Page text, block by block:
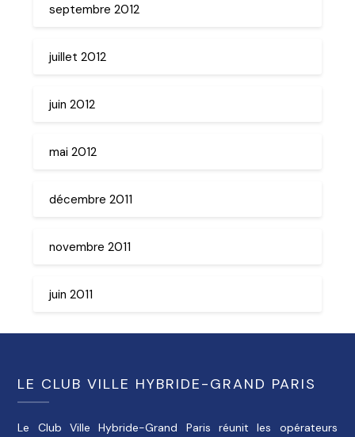
septembre 2012
juillet 2012
juin 2012
mai 2012
décembre 2011
novembre 2011
juin 2011
LE CLUB VILLE HYBRIDE-GRAND PARIS
Le Club Ville Hybride-Grand Paris réunit les opérateurs